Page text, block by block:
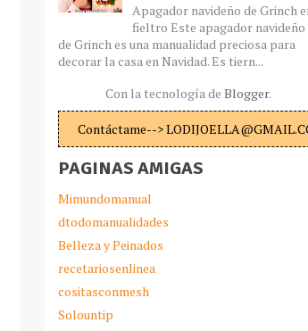
Apagador navideño de Grinch
fieltro Este apagador navideño
de Grinch es una manualidad preciosa para
decorar la casa en Navidad. Es tiern...
Con la tecnología de Blogger.
Contáctame-->
PAGINAS AMIGAS
Mimundomanual
dtodomanualidades
Belleza y Peinados
recetariosenlinea
cositasconmesh
Solountip